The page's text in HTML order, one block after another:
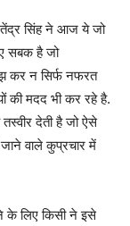
सिंह ने आज ये जो
सबक है जो
कर न सिर्फ नफरत
की मदद भी कर रहे है.
देती है जो ऐसे
वाले कुप्रचार में
के लिए किसी ने इसे